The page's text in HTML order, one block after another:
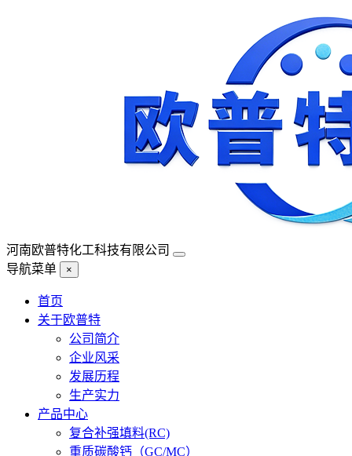
河南欧普特化工科技有限公司
导航菜单
×
首页
关于欧普特
公司简介
企业风采
发展历程
生产实力
产品中心
复合补强填料(RC)
重质碳酸钙（GC/MC）